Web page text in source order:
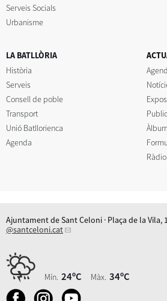
Serveis Socials
Urbanisme
LA BATLLÒRIA
Història
Serveis
Consell de poble
Transport
Unió Batllorienca
Agenda
Ajuntament de Sant Celoni · Plaça de la Vila, 1
@santceloni.cat
Mín. 24ºC Màx. 34ºC